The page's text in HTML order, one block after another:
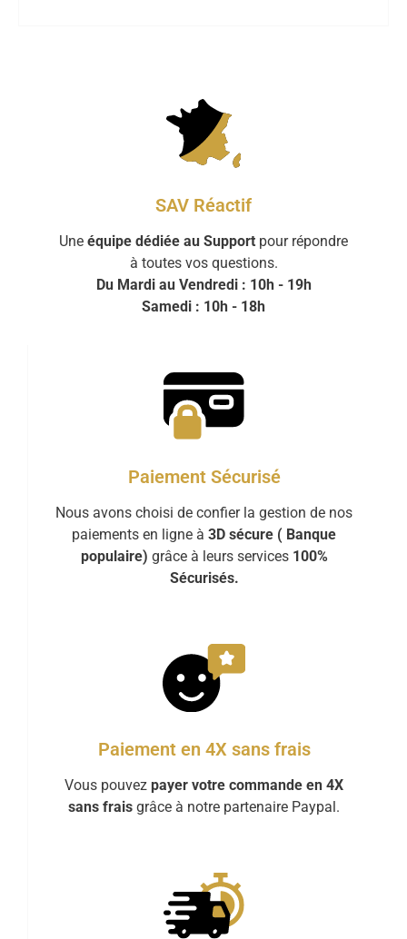
SAV Réactif
Une équipe dédiée au Support pour répondre
à toutes vos questions.
Du Mardi au Vendredi : 10h - 19h
Samedi : 10h - 18h
Paiement Sécurisé
Nous avons choisi de confier la gestion de nos
paiements en ligne à 3D sécure ( Banque
populaire) grâce à leurs services 100%
Sécurisés.
Paiement en 4X sans frais
Vous pouvez payer votre commande en 4X
sans frais grâce à notre partenaire Paypal.